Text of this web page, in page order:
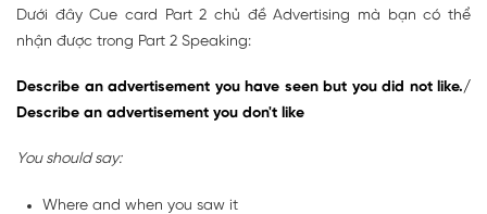
Dưới đây Cue card Part 2 chủ đề Advertising mà bạn có thể
nhận được trong Part 2 Speaking:
Describe an advertisement you have seen but you did not like./
Describe an advertisement you don't like
You should say:
Where and when you saw it